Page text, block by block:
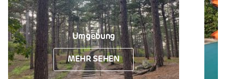
Umgebung
MEHR SEHEN